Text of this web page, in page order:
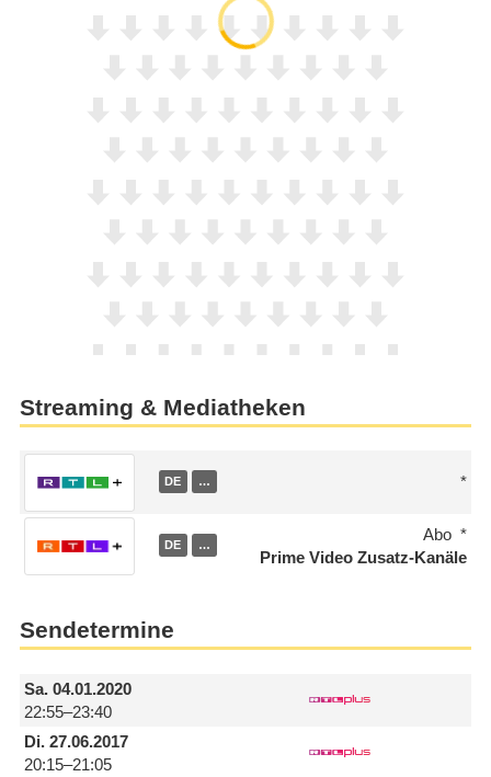
Streaming & Mediatheken
DE …
DE …
Abo
Prime Video Zusatz-Kanäle
Sendetermine
Sa.04.01.2020
22:55–23:40
Di.27.06.2017
20:15–21:05